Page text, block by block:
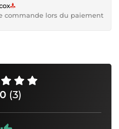
commande lors du paiement
(3)